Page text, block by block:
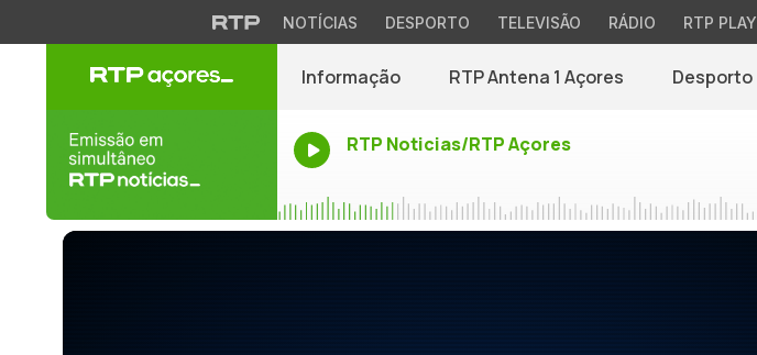
NOTÍCIAS DESPORTO TELEVISÃO RÁDIO RTP PLAY
Informação RTP Antena 1 Açores Desporto
RTP Noticias/RTP Açores